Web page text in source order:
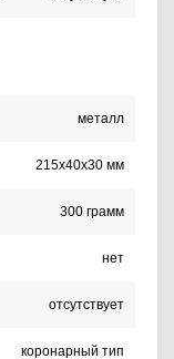
металл
215х40х30 мм
300 грамм
нет
отсутствует
коронарный тип